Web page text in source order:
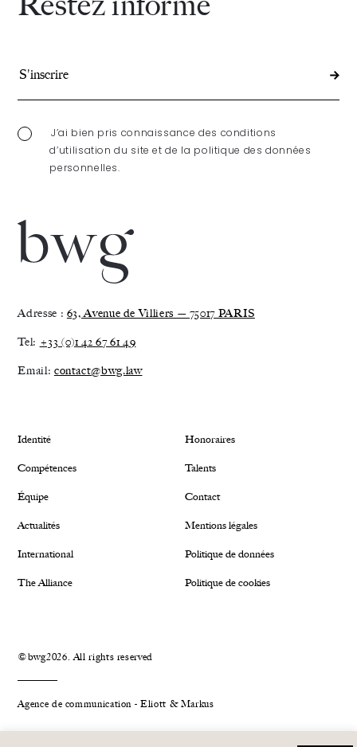
J’ai bien pris connaissance des conditions
d’utilisation du site et de la politique des données
personnelles.
Adresse : 63, Avenue de Villiers — 75017 PARIS
Tel: +33 (0)1 42 67 61 49
Email: contact@bwg.law
Identité
Compétences
Équipe
Actualités
International
The Alliance
Honoraires
Talents
Contact
Mentions légales
Politique de données
Politique de cookies
©bwg2026. All rights reserved
Agence de communication - Eliott & Markus